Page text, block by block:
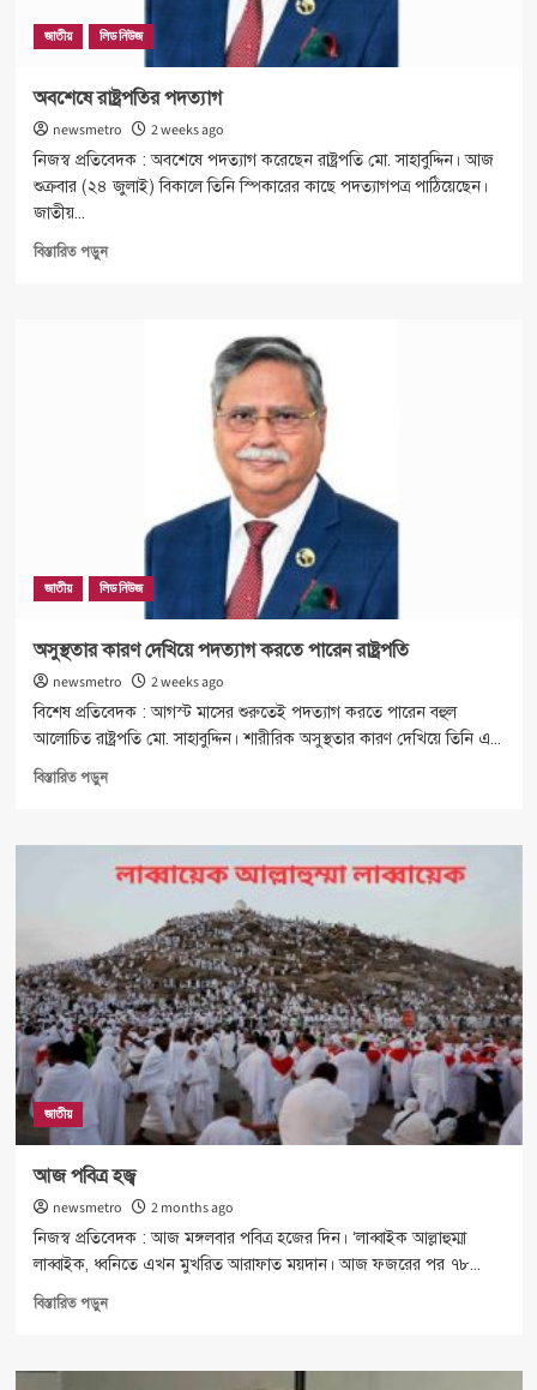
জাতীয় লিড নিউজ
অবশেষে রাষ্ট্রপতির পদত্যাগ
newsmetro
2 weeks ago
নিজস্ব প্রতিবেদক : অবশেষে পদত্যাগ করেছেন রাষ্ট্রপতি মো. সাহাবুদ্দিন। আজ
শুক্রবার (২৪ জুলাই) বিকালে তিনি স্পিকারের কাছে পদত্যাগপত্র পাঠিয়েছেন।
জাতীয়...
বিস্তারিত পড়ুনRead
জাতীয় লিড নিউজ
অসুস্থতার কারণ দেখিয়ে পদত্যাগ করতে পারেন রাষ্ট্রপতি
newsmetro
2 weeks ago
বিশেষ প্রতিবেদক : আগস্ট মাসের শুরুতেই পদত্যাগ করতে পারেন বহুল
আলোচিত রাষ্ট্রপতি মো. সাহাবুদ্দিন। শারীরিক অসুস্থতার কারণ দেখিয়ে তিনি এ...
বিস্তারিত পড়ুনRead
অসুস্থতার
কারণ
দেখিয়ে
করতে
পারেন
রাষ্ট্রপতি
জাতীয়
আজ পবিত্র হজ্ব
newsmetro
2 months ago
নিজস্ব প্রতিবেদক : আজ মঙ্গলবার পবিত্র হজের দিন। ‘লাব্বাইক আল্লাহুম্মা
লাব্বাইক, ধ্বনিতে এখন মুখরিত আরাফাত ময়দান। আজ ফজরের পর ৭৮...
বিস্তারিত পড়ুনRead
আজ